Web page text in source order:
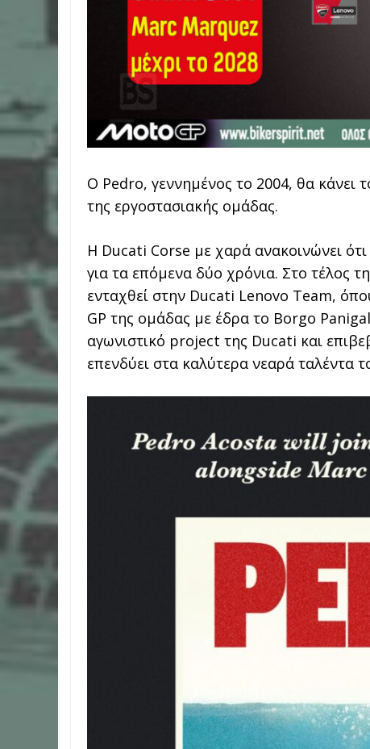
Ο Pedro, γεννημένος το 2004, θα κάνει
της εργοστασιακής ομάδας.
Η Ducati Corse με χαρά ανακοινώνει
για τα επόμενα δύο χρόνια. Στο τέλος
ενταχθεί στην Ducati Lenovo Team,
GP της ομάδας με έδρα το Borgo
αγωνιστικό project της Ducati και
επενδύει στα καλύτερα νεαρά ταλέντα